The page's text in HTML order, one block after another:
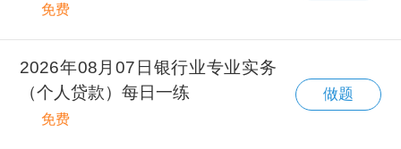
免费
2026年08月07日银行业专业实务
（个人贷款）每日一练
免费
做题